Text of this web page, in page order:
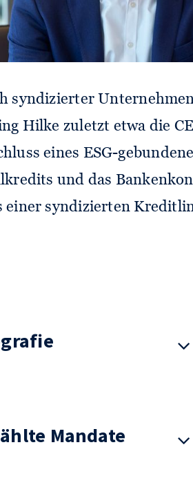
syndizierter
Hilke zuletzt etwa die
eines ESG-
und das
einer syndizierten
Mandate